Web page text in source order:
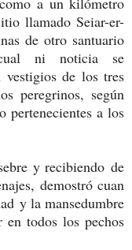
llamado Seiar-er-
de otro santuario
ni noticia se
vestigios de los tres
peregrinos, según
pertenecientes a los
y recibiendo de
demostró cuan
y la mansedumbre
en todos los pechos